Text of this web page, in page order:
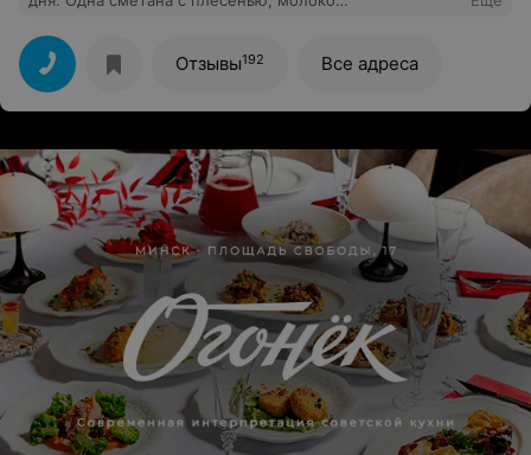
Отзывы192 Все адреса